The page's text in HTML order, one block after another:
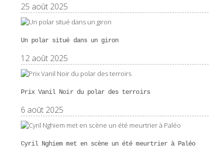
25 août 2025
Un polar situé dans un giron
12 août 2025
Prix Vanil Noir du polar des terroirs
6 août 2025
Cyril Nghiem met en scène un été meurtrier à Paléo